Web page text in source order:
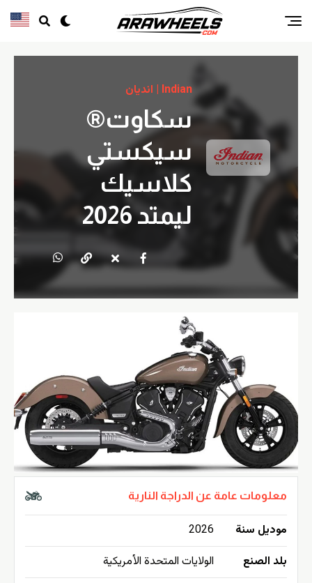
Indian | انديان
سكاوت®
سيكستي
كلاسيك
ليمتد 2026
معلومات عامة عن الدراجة النارية
موديل سنة
2026
بلد الصنع
الولايات المتحدة الأمريكية